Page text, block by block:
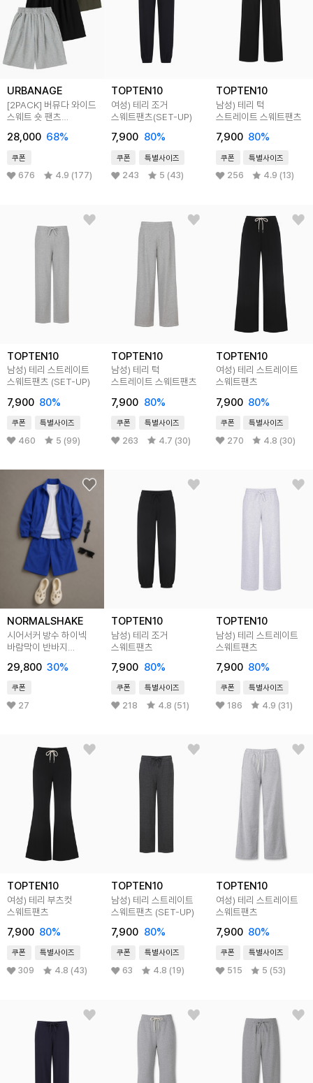
URBANAGE
[2PACK] 버뮤다 와이드
스웨트 숏 팬츠
28,000 68%
쿠폰
676 4.9 (177)
TOPTEN10
여성) 테리 조거
스웨트팬츠(SET-UP)
7,900 80%
쿠폰 특별사이즈
243 5 (43)
TOPTEN10
남성) 테리 턱
스트레이트 스웨트팬츠
7,900 80%
쿠폰 특별사이즈
256 4.9 (13)
TOPTEN10
남성) 테리 스트레이트
스웨트팬츠 (SET-UP)
7,900 80%
쿠폰 특별사이즈
460 5 (99)
TOPTEN10
남성) 테리 턱
스트레이트 스웨트팬츠
7,900 80%
쿠폰 특별사이즈
263 4.7 (30)
TOPTEN10
여성) 테리 스트레이트
스웨트팬츠
7,900 80%
쿠폰 특별사이즈
270 4.8 (30)
NORMALSHAKE
시어서커 방수 하이넥
바람막이 반바지
29,800 30%
쿠폰
27
TOPTEN10
남성) 테리 조거
스웨트팬츠
7,900 80%
쿠폰 특별사이즈
218 4.8 (51)
TOPTEN10
남성) 테리 스트레이트
스웨트팬츠
7,900 80%
쿠폰 특별사이즈
186 4.9 (31)
TOPTEN10
여성) 테리 부츠컷
스웨트팬츠
7,900 80%
쿠폰 특별사이즈
309 4.8 (43)
TOPTEN10
남성) 테리 스트레이트
스웨트팬츠 (SET-UP)
7,900 80%
쿠폰 특별사이즈
63 4.8 (19)
TOPTEN10
여성) 테리 스트레이트
스웨트팬츠
7,900 80%
쿠폰 특별사이즈
515 5 (53)